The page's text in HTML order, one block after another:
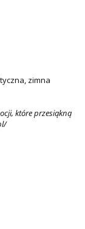
zimna
które przesiąkną